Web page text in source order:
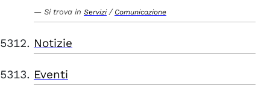
Si trova in Servizi / Comunicazione
Notizie
Eventi